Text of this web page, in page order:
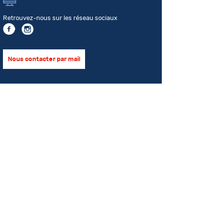
Retrouvez-nous sur les réseau sociaux
Nous contacter par mail